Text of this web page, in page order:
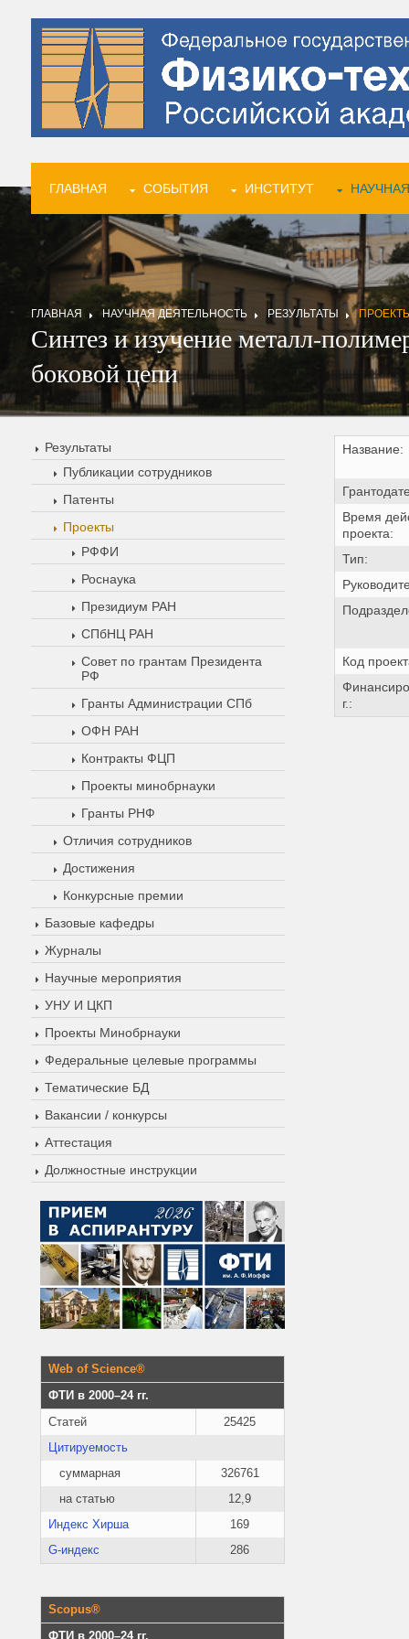
ГЛАВНАЯ СОБЫТИЯ ИНСТИТУТ
ГЛАВНАЯ НАУЧНАЯ ДЕЯТЕЛЬНОСТЬ РЕЗУЛЬТАТЫ
Синтез и изучение металл-
боковой цепи
Результаты
Публикации сотрудников
Патенты
Проекты
РФФИ
Роснаука
Президиум РАН
СПбНЦ РАН
Совет по грантам Президента
РФ
Гранты Администрации СПб
ОФН РАН
Контракты ФЦП
Проекты минобрнауки
Гранты РНФ
Отличия сотрудников
Достижения
Конкурсные премии
Базовые кафедры
Журналы
Научные мероприятия
УНУ И ЦКП
Проекты Минобрнауки
Федеральные целевые программы
Тематические БД
Вакансии / конкурсы
Аттестация
Должностные инструкции
Web of Science®
ФТИ в 2000–24 гг.
Статей
25425
Цитируемость
суммарная
326761
на статью
12,9
Индекс Хирша
169
G-индекс
286
Scopus®
ФТИ в 2000–24 гг.
Название:
Время
проекта:
Тип:
Код
г.: